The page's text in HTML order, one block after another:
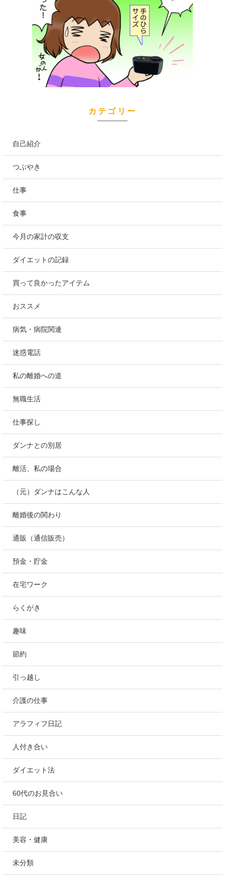
カテゴリー
自己紹介
つぶやき
仕事
食事
今月の家計の収支
ダイエットの記録
買って良かったアイテム
おススメ
病気・病院関連
迷惑電話
私の離婚への道
無職生活
仕事探し
ダンナとの別居
離活、私の場合
（元）ダンナはこんな人
離婚後の関わり
通販（通信販売）
預金・貯金
在宅ワーク
らくがき
趣味
節約
引っ越し
介護の仕事
アラフィフ日記
人付き合い
ダイエット法
60代のお見合い
日記
美容・健康
未分類